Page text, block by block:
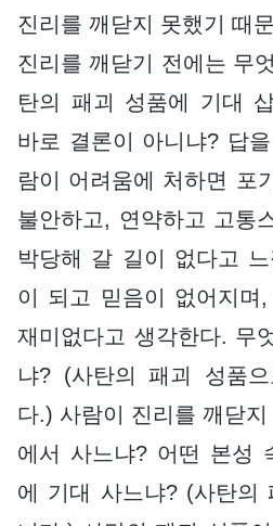
진리를 깨닫지 못했기 때
진리를 깨닫기 전에는 무
탄의 패괴 성품에 기대
바로 결론이 아니냐? 답
람이 어려움에 처하면 포
불안하고, 연약하고 고통
박당해 갈 길이 없다고
이 되고 믿음이 없어지며
재미없다고 생각한다. 무
냐? (사탄의 패괴 성품
다.) 사람이 진리를 깨닫
에서 사느냐? 어떤 본성
에 기대 사느냐? (사탄의